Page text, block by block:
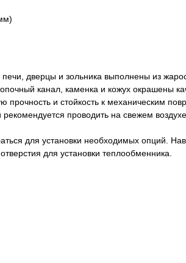
дверцы и зольника выполнены из
канал, каменка и кожух окрашены
прочность и стойкость к механическим
проводить на свежем воздухе.
для установки необходимых опций.
для установки теплообменника.